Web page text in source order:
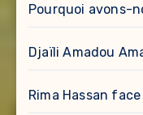
Pourquoi avons-
Djaïli Amadou
Rima Hassan